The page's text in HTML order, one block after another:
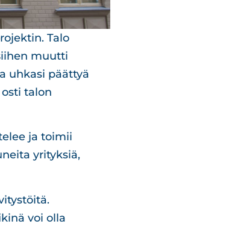
Talo
muutti
uhkasi päättyä
talon
ja toimii
yrityksiä,
voi olla